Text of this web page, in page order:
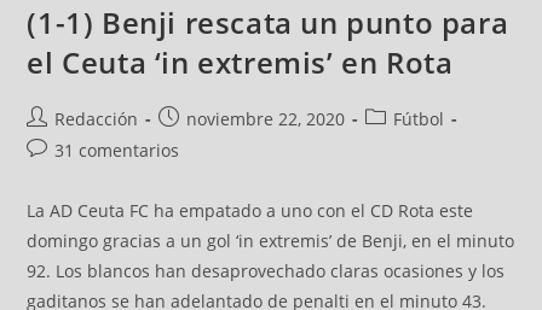
(1-1) Benji rescata un punto para
el Ceuta ‘in extremis’ en Rota
Redacción noviembre 22, 2020
Fútbol
31 comentarios
La AD Ceuta FC ha empatado a uno con el CD Rota este
domingo gracias a un gol ‘in extremis’ de Benji, en el minuto
92. Los blancos han desaprovechado claras ocasiones y los
gaditanos se han adelantado de penalti en el minuto 43.